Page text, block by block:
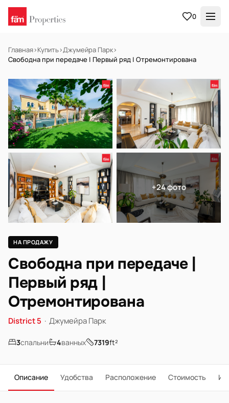
0
Главная›Купить›Джумейра Парк›
Свободна при передаче | Первый ряд | Отремонтирована
НА ПРОДАЖУ Готов к заселению
+24 фото
НА ПРОДАЖУ
Свободна при передаче |
Первый ряд |
Отремонтирована
District 5 · Джумейра Парк
3спальни 4ванных 7319ft²
Описание Удобства Расположение Стоимость